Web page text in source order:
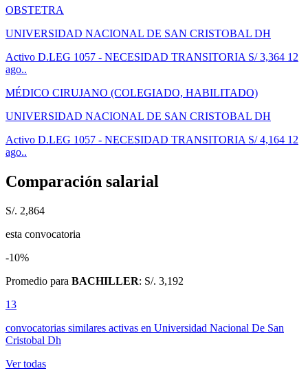
OBSTETRA
UNIVERSIDAD NACIONAL DE SAN CRISTOBAL DH
Activo D.LEG 1057 - NECESIDAD TRANSITORIA S/ 3,364 12
ago..
MÉDICO CIRUJANO (COLEGIADO, HABILITADO)
UNIVERSIDAD NACIONAL DE SAN CRISTOBAL DH
Activo D.LEG 1057 - NECESIDAD TRANSITORIA S/ 4,164 12
ago..
Comparación salarial
S/. 2,864
esta convocatoria
-10%
Promedio para BACHILLER: S/. 3,192
13
convocatorias similares activas en Universidad Nacional De San
Cristobal Dh
Ver todas